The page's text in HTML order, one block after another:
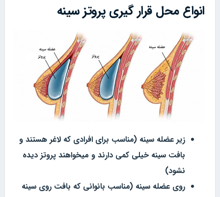
انواع محل قرار گیری پروتز سینه
زیر عضله سینه (مناسب برای افرادی که لاغر هستند و
بافت سینه خیلی کمی دارند و میخواهند پروتز دیده
نشود)
روی عضله سینه (مناسب بانوانی که بافت روی سینه